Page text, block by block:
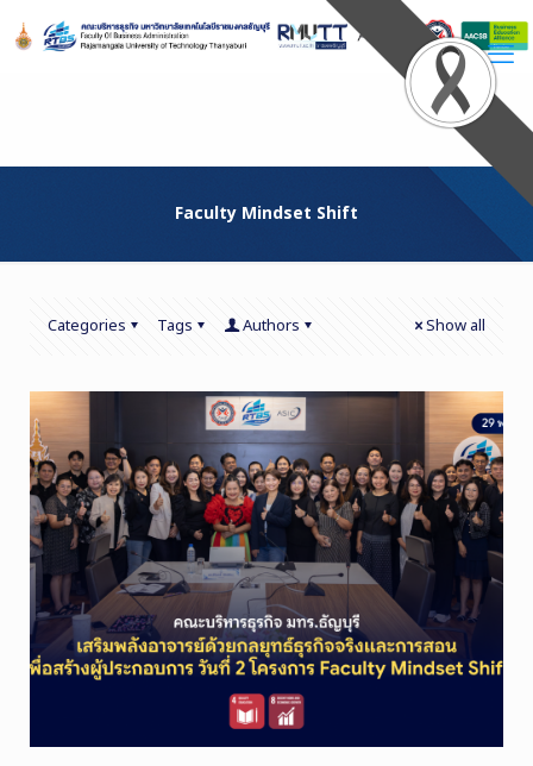
Content
Faculty Mindset Shift
Categories Tags Authors Show all